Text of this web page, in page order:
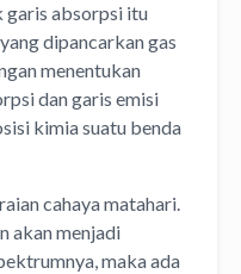
garis absorpsi itu
dipancarkan gas
menentukan
dan garis emisi
kimia suatu benda
cahaya matahari.
akan menjadi
maka ada